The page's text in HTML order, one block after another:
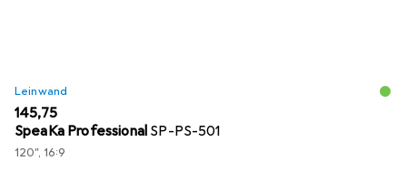
Leinwand
EUR
145,75
SpeaKa Professional SP-PS-501
120", 16:9